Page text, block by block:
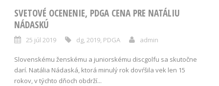
SVETOVÉ OCENENIE, PDGA CENA PRE NATÁLIU
NÁDASKÚ
25 júl 2019 dg, 2019, PDGA admin
Slovenskému ženskému a juniorskému discgolfu sa skutočne
darí. Natália Nádaská, ktorá minulý rok dovŕšila vek len 15
rokov, v týchto dňoch obdrží...